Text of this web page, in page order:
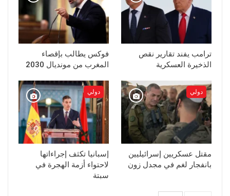
ترامب يفند تقارير نقص
الذخيرة العسكرية
فوكس يطالب بإقصاء
المغرب من مونديال 2030
دولي
مقتل عسكريين إسرائيليين
بانفجار لغم في مجدل زون
دولي
إسبانيا تكثف إجراءاتها
لاحتواء أزمة الهجرة في
سبتة